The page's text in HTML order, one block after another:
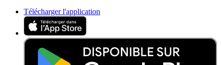
Télécharger l'application